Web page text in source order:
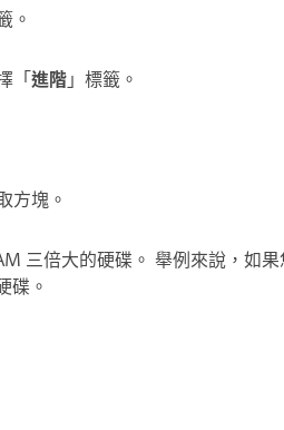
。
「進階」標籤。
方塊。
三倍大的硬碟。 舉例來說，如
碟。